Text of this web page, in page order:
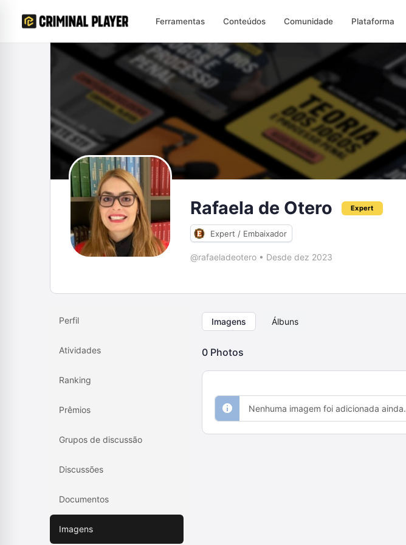
Ferramentas Conteúdos Comunidade Plataforma
Rafaela de Otero Expert
Expert / Embaixador
@rafaeladeotero • Desde dez 2023
Perfil
Atividades
Ranking
Prêmios
Grupos de discussão
Discussões
Documentos
Imagens
Imagens Álbuns
0 Photos
Nenhuma imagem foi adicionada ainda.